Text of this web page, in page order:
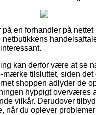
på en forhandler på
kan derfor være at se
mærke tilsluttet, siden det
shoppen adlyder de
hyppigt overværes
vilkår. Derudover
når du oplever